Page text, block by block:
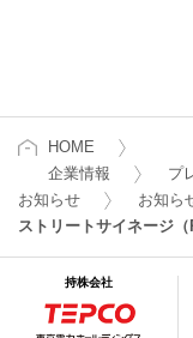
HOME
企業情報
プ
お知らせ
お知ら
ストリートサイネージ
持株会社